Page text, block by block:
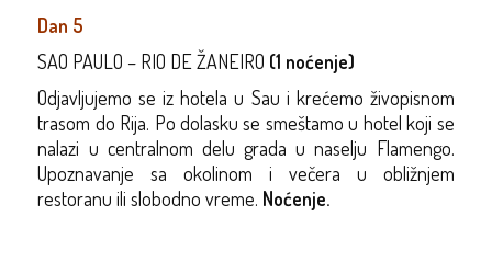
Dan 5
SAO PAULO – RIO DE ŽANEIRO (1 noćenje)
Odjavljujemo se iz hotela u Sau i krećemo živopisnom
trasom do Rija. Po dolasku se smeštamo u hotel koji se
nalazi u centralnom delu grada u naselju Flamengo.
Upoznavanje sa okolinom i večera u obližnjem
restoranu ili slobodno vreme. Noćenje.